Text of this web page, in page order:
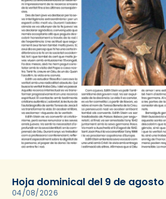
Hoja dominical del 9 de
04/08/2026